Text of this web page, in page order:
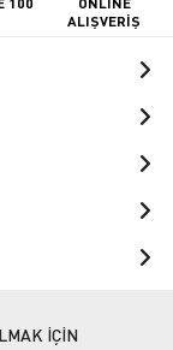
ALIŞVERİŞ
İÇİN